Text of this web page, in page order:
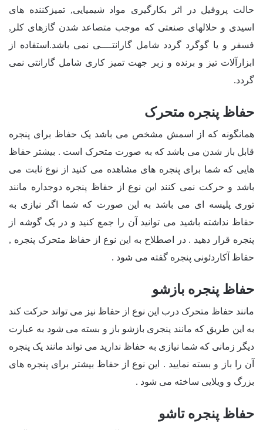
حالت پروفیل در اثر بکارگیری مواد شیمیایی, تمیزکننده های
اسیدی و حلالهای صنعتی که موجب متصاعد شدن گازهای کلر,
فسفر و یا گوگرد گردد شامل گارانتــــی نمی باشد.استفاده از
ابزارآلات تیز و برنده و زبر جهت تمیز کاری شامل گارانتی نمی
گردد.
حفاظ پنجره متحرک
همانگونه که از اسمش مشخص می باشد یک حفاظ برای پنجره
قابل باز شدن می باشد که به صورت متحرک است . بیشتر حفاظ
هایی که شما برای پنجره های مشاهده می کنید از نوع ثابت می
باشد و حرکت نمی کنند این نوع از حفاظ پنجره دوجداره مانند
توری پلیسه ای می باشد به این صورت که شما اگر نیازی به
حفاظ نداشته باشید می توانید آن را جمع کنید و در یک گوشه از
پنجره قرار دهید . در اصطلاح به این نوع از حفاظ متحرک پنجره ,
حفاظ آکاردئونی پنجره گفته می شود .
حفاظ پنجره بازشو
مانند حفاظ متحرک درب این نوع از حفاظ نیز می تواند حرکت کند
به این طریق که مانند پنجری بازشو باز و بسته می شود به عبارت
دیگر زمانی که شما نیازی به حفاظ ندارید می تواند مانند یک پنجره
آن را باز و بسته نمایید . این نوع از حفاظ بیشتر برای پنجره های
بزرگ و ویلایی ساخته می شود .
حفاظ پنجره تاشو